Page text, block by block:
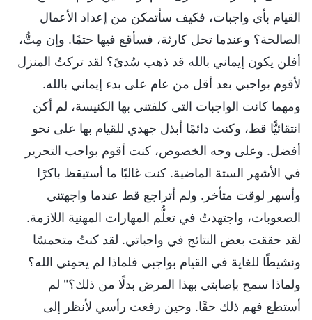
القيام بأي واجبات، فكيف سأتمكن من إعداد الأعمال
الصالحة؟ وعندما تحل كارثة، فسأقع فيها حتمًا. وإن مِتُّ،
أفلن يكون إيماني بالله قد ذهب سُدىً؟ لقد تركتُ المنزل
لأقوم بواجبي بعد أقل من عام على بدء إيماني بالله.
ومهما كانت الواجبات التي كلفتني بها الكنيسة، لم أكن
انتقائيًّا قط، وكنت دائمًا أبذل جهدي للقيام بها على نحو
أفضل. وعلى وجه الخصوص، كنت أقوم بواجب التحرير
في الأشهر الستة الماضية. كنت غالبًا ما أستيقظ باكرًا
وأسهر لوقت متأخر. ولم أتراجع قط عندما واجهتني
الصعوبات، واجتهدتُ في تعلُّم المهارات المهنية اللازمة.
لقد حققت بعض النتائج في واجباتي. لقد كنتُ متحمسًا
ونشيطًا للغاية في القيام بواجبي فلماذا لم يحمِني الله؟
ولماذا سمح بإصابتي بهذا المرض بدلًا من ذلك؟" لم
أستطع فهم ذلك حقًا. وحين رفعت رأسي لأنظر إلى